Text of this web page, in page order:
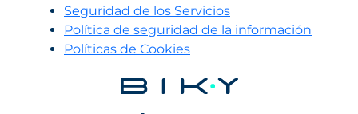
Seguridad de los Servicios
Política de seguridad de la información
Políticas de Cookies